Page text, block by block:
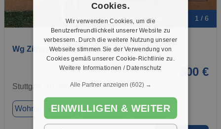
1 / 6
Wg Zimmer Stuttgart Süd
300 €
Stuttgart, 70199
Wohnen auf Zeit ca. 52,00 m² Zimmer 2
Cookies.
Wir verwenden Cookies, um die
Benutzerfreundlichkeit unserer Website zu
verbessern. Durch die weitere Nutzung unserer
Webseite stimmen Sie der Verwendung von
Cookies gemäß unserer Cookie-Richtlinie zu.
Weitere Informationen / Datenschutz
Alle Partner anzeigen (602) →
EINWILLIGEN & WEITER